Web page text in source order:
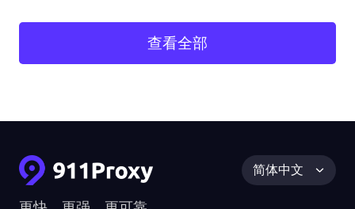
查看全部
简体中文